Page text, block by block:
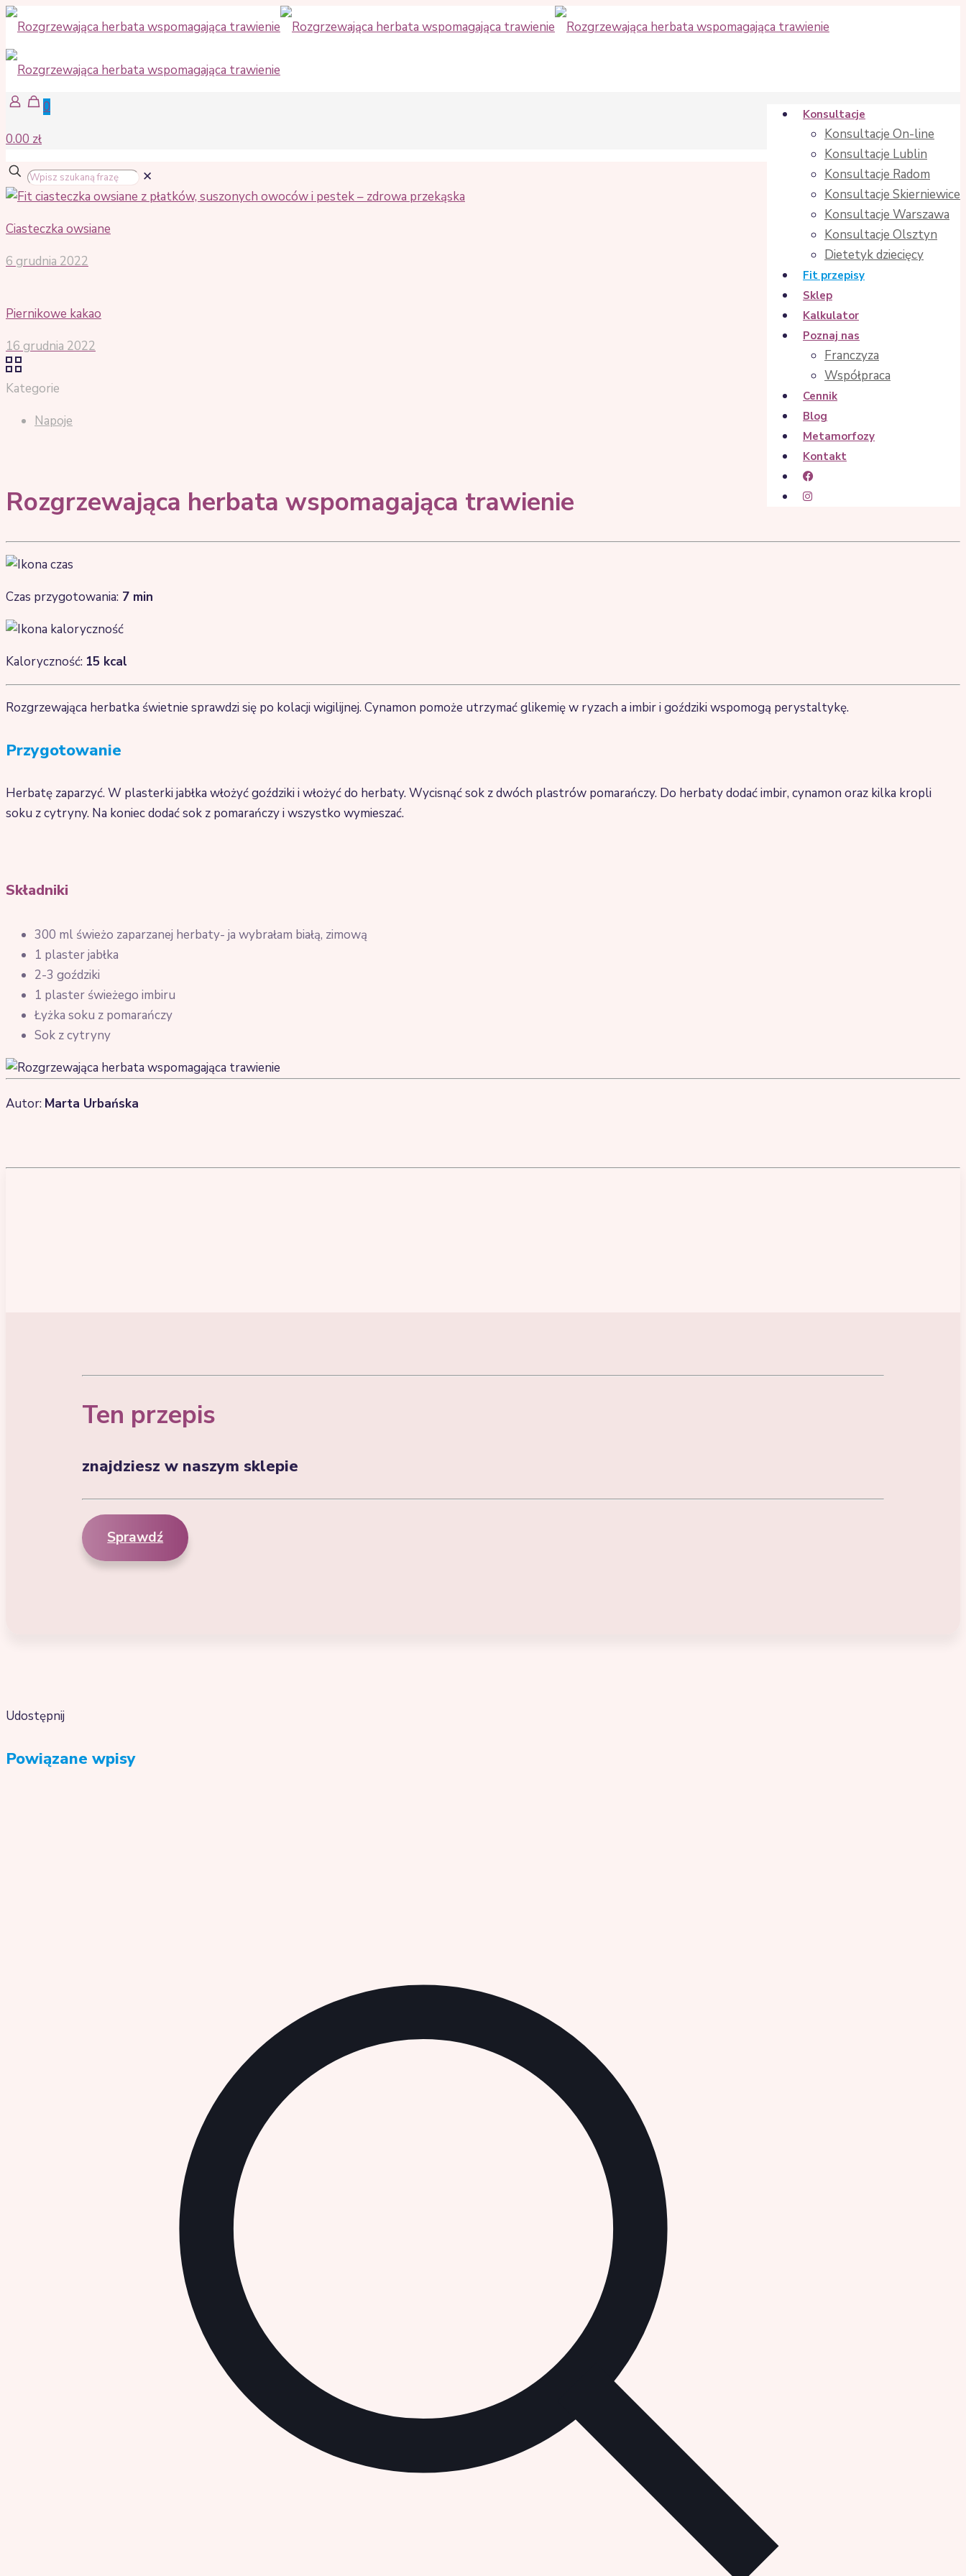
Konsultacje
Konsultacje On-line
Konsultacje Lublin
Konsultacje Radom
Konsultacje Skierniewice
Konsultacje Warszawa
Konsultacje Olsztyn
Dietetyk dziecięcy
Fit przepisy
Sklep
Kalkulator
Poznaj nas
Franczyza
Współpraca
Cennik
Blog
Metamorfozy
Kontakt
0
0.00 zł
✕
Ciasteczka owsiane
6 grudnia 2022
Piernikowe kakao
16 grudnia 2022
Kategorie
Napoje
Rozgrzewająca herbata wspomagająca trawienie
Czas przygotowania: 7 min
Kaloryczność: 15 kcal
Rozgrzewająca herbatka świetnie sprawdzi się po kolacji wigilijnej. Cynamon pomoże utrzymać glikemię w ryzach a imbir i goździki wspomogą perystaltykę.
Przygotowanie
Herbatę zaparzyć. W plasterki jabłka włożyć goździki i włożyć do herbaty. Wycisnąć sok z dwóch plastrów pomarańczy. Do herbaty dodać imbir, cynamon oraz kilka kropli
soku z cytryny. Na koniec dodać sok z pomarańczy i wszystko wymieszać.
Składniki
300 ml świeżo zaparzanej herbaty- ja wybrałam białą, zimową
1 plaster jabłka
2-3 goździki
1 plaster świeżego imbiru
Łyżka soku z pomarańczy
Sok z cytryny
Autor: Marta Urbańska
Ten przepis
znajdziesz w naszym sklepie
Sprawdź
Udostępnij
Powiązane wpisy